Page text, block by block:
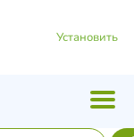
Установить